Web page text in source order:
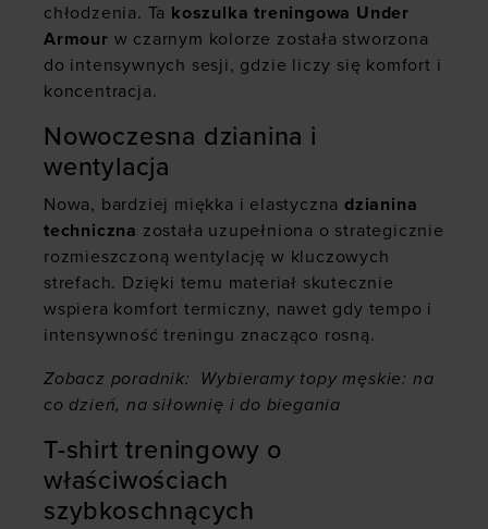
chłodzenia. Ta koszulka treningowa Under
Armour w czarnym kolorze została stworzona
do intensywnych sesji, gdzie liczy się komfort i
koncentracja.
Nowoczesna dzianina i
wentylacja
Nowa, bardziej miękka i elastyczna dzianina
techniczna została uzupełniona o strategicznie
rozmieszczoną wentylację w kluczowych
strefach. Dzięki temu materiał skutecznie
wspiera komfort termiczny, nawet gdy tempo i
intensywność treningu znacząco rosną.
Zobacz poradnik: Wybieramy topy męskie: na
co dzień, na siłownię i do biegania
T-shirt treningowy o
właściwościach
szybkoschnących